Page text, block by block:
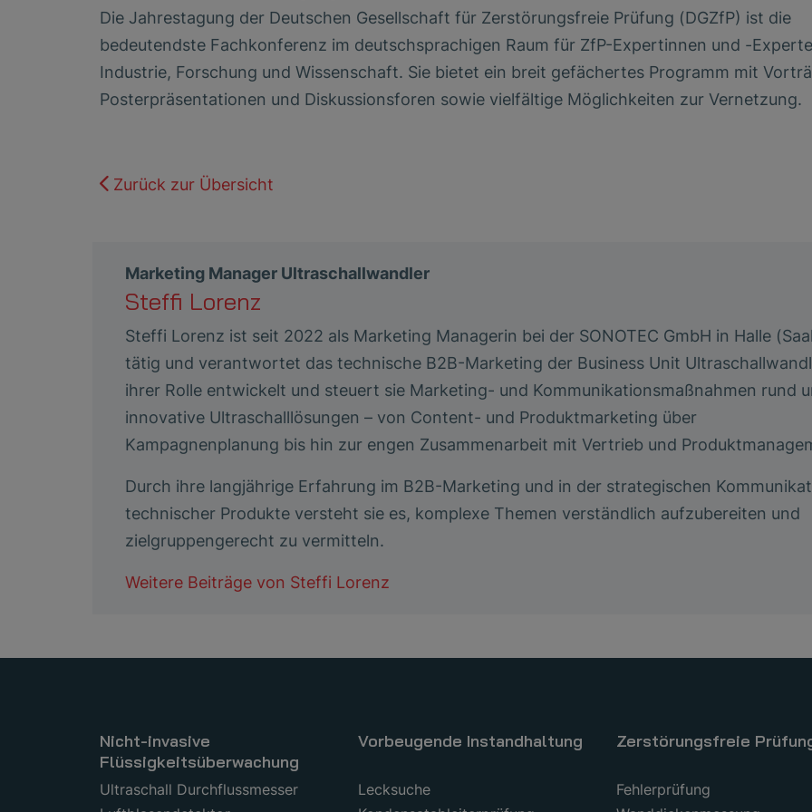
Die Jahrestagung der Deutschen Gesellschaft für Zerstörungsfreie Prüfung (DGZfP) ist die
bedeutendste Fachkonferenz im deutschsprachigen Raum für ZfP-Expertinnen und -
Industrie, Forschung und Wissenschaft. Sie bietet ein breit gefächertes Programm mit
Posterpräsentationen und Diskussionsforen sowie vielfältige Möglichkeiten zur Vernetzung.
Zurück zur Übersicht
Marketing Manager Ultraschallwandler
Steffi Lorenz
Steffi Lorenz ist seit 2022 als Marketing Managerin bei der SONOTEC GmbH in Halle
tätig und verantwortet das technische B2B-Marketing der Business Unit
ihrer Rolle entwickelt und steuert sie Marketing- und Kommunikationsmaßnahmen rund
innovative Ultraschalllösungen – von Content- und Produktmarketing über
Kampagnenplanung bis hin zur engen Zusammenarbeit mit Vertrieb und
Durch ihre langjährige Erfahrung im B2B-Marketing und in der strategischen
technischer Produkte versteht sie es, komplexe Themen verständlich aufzubereiten und
zielgruppengerecht zu vermitteln.
Weitere Beiträge von Steffi Lorenz
Nicht-invasive
Flüssigkeitsüberwachung
Ultraschall Durchflussmesser
Vorbeugende Instandhaltung
Lecksuche
Zerstörungsfreie
Fehlerprüfung